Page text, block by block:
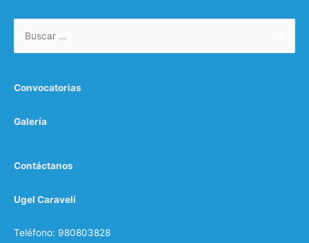
Convocatorias
Galería
Contáctanos
Ugel Caravelí
Teléfono: 980803828